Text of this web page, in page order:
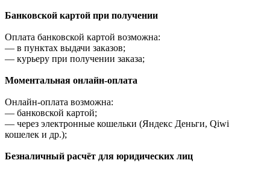
Банковской картой при получении
Оплата банковской картой возможна:
— в пунктах выдачи заказов;
— курьеру при получении заказа;
Моментальная онлайн-оплата
Онлайн-оплата возможна:
— банковской картой;
— через электронные кошельки (Яндекс Деньги, Qiwi
кошелек и др.);
Безналичный расчёт для юридических лиц